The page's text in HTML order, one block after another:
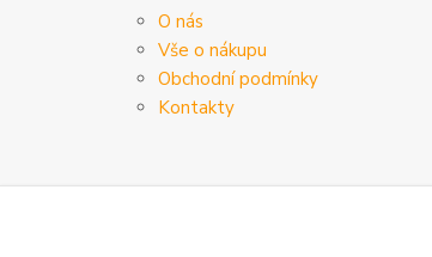
O nás
Vše o nákupu
Obchodní podmínky
Kontakty